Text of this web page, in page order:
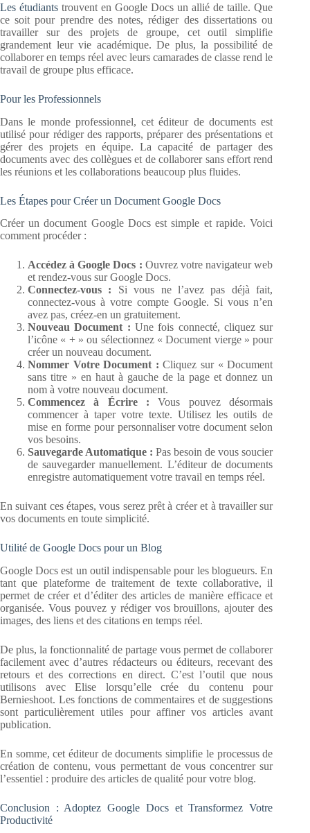
Les étudiants trouvent en Google Docs un allié de taille. Que
ce soit pour prendre des notes, rédiger des dissertations ou
travailler sur des projets de groupe, cet outil simplifie
grandement leur vie académique. De plus, la possibilité de
collaborer en temps réel avec leurs camarades de classe rend le
travail de groupe plus efficace.
Pour les Professionnels
Dans le monde professionnel, cet éditeur de documents est
utilisé pour rédiger des rapports, préparer des présentations et
gérer des projets en équipe. La capacité de partager des
documents avec des collègues et de collaborer sans effort rend
les réunions et les collaborations beaucoup plus fluides.
Les Étapes pour Créer un Document Google Docs
Créer un document Google Docs est simple et rapide. Voici
comment procéder :
Accédez à Google Docs : Ouvrez votre navigateur web
et rendez-vous sur Google Docs.
Connectez-vous : Si vous ne l’avez pas déjà fait,
connectez-vous à votre compte Google. Si vous n’en
avez pas, créez-en un gratuitement.
Nouveau Document : Une fois connecté, cliquez sur
l’icône « + » ou sélectionnez « Document vierge » pour
créer un nouveau document.
Nommer Votre Document : Cliquez sur « Document
sans titre » en haut à gauche de la page et donnez un
nom à votre nouveau document.
Commencez à Écrire : Vous pouvez désormais
commencer à taper votre texte. Utilisez les outils de
mise en forme pour personnaliser votre document selon
vos besoins.
Sauvegarde Automatique : Pas besoin de vous soucier
de sauvegarder manuellement. L’éditeur de documents
enregistre automatiquement votre travail en temps réel.
En suivant ces étapes, vous serez prêt à créer et à travailler sur
vos documents en toute simplicité.
Utilité de Google Docs pour un Blog
Google Docs est un outil indispensable pour les blogueurs. En
tant que plateforme de traitement de texte collaborative, il
permet de créer et d’éditer des articles de manière efficace et
organisée. Vous pouvez y rédiger vos brouillons, ajouter des
images, des liens et des citations en temps réel.
De plus, la fonctionnalité de partage vous permet de collaborer
facilement avec d’autres rédacteurs ou éditeurs, recevant des
retours et des corrections en direct. C’est l’outil que nous
utilisons avec Elise lorsqu’elle crée du contenu pour
Bernieshoot. Les fonctions de commentaires et de suggestions
sont particulièrement utiles pour affiner vos articles avant
publication.
En somme, cet éditeur de documents simplifie le processus de
création de contenu, vous permettant de vous concentrer sur
l’essentiel : produire des articles de qualité pour votre blog.
Conclusion : Adoptez Google Docs et Transformez Votre
Productivité